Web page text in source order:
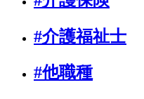
#介護福祉士
#他職種